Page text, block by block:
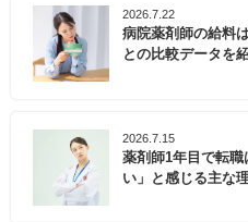
2026.7.22
病院薬剤師の給料
との比較データを
2026.7.15
薬剤師1年目で転
い」と感じる主な